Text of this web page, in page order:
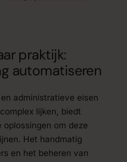
praktijk:
automatiseren
administratieve eisen
lijken, biedt
om deze
Het handmatig
en het beheren van